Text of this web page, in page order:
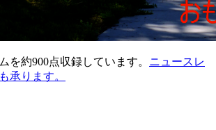
を約900点収録しています。 ニュースレ
承ります。